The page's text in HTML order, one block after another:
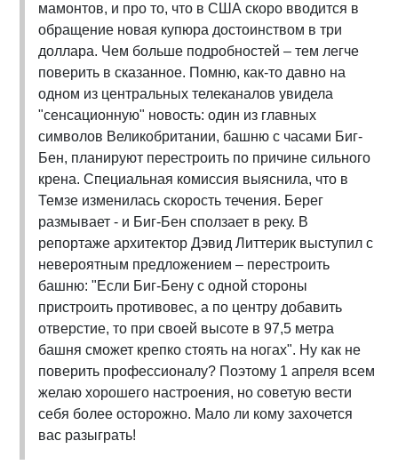
мамонтов, и про то, что в США скоро вводится в
обращение новая купюра достоинством в три
доллара. Чем больше подробностей – тем легче
поверить в сказанное. Помню, как-то давно на
одном из центральных телеканалов увидела
"сенсационную" новость: один из главных
символов Великобритании, башню с часами Биг-
Бен, планируют перестроить по причине сильного
крена. Специальная комиссия выяснила, что в
Темзе изменилась скорость течения. Берег
размывает - и Биг-Бен сползает в реку. В
репортаже архитектор Дэвид Литтерик выступил с
невероятным предложением – перестроить
башню: "Если Биг-Бену с одной стороны
пристроить противовес, а по центру добавить
отверстие, то при своей высоте в 97,5 метра
башня сможет крепко стоять на ногах". Ну как не
поверить профессионалу? Поэтому 1 апреля всем
желаю хорошего настроения, но советую вести
себя более осторожно. Мало ли кому захочется
вас разыграть!